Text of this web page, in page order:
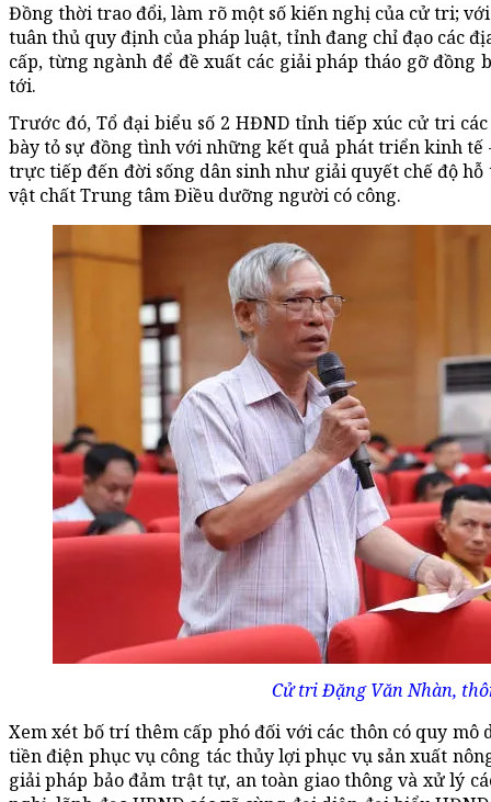
Đồng thời trao đổi, làm rõ một số kiến nghị của cử tri;
tuân thủ quy định của pháp luật, tỉnh đang chỉ đạo các
cấp, từng ngành để đề xuất các giải pháp tháo gỡ
tới.
Trước đó, Tổ đại biểu số 2 HĐND tỉnh tiếp xúc cử tri
bày tỏ sự đồng tình với những kết quả phát triển kinh
trực tiếp đến đời sống dân sinh như giải quyết chế độ
vật chất Trung tâm Điều dưỡng người có công.
Cử tri Đặng Văn Nhàn,
Xem xét bố trí thêm cấp phó đối với các thôn có quy
tiền điện phục vụ công tác thủy lợi phục vụ sản xuất
giải pháp bảo đảm trật tự, an toàn giao thông và xử lý